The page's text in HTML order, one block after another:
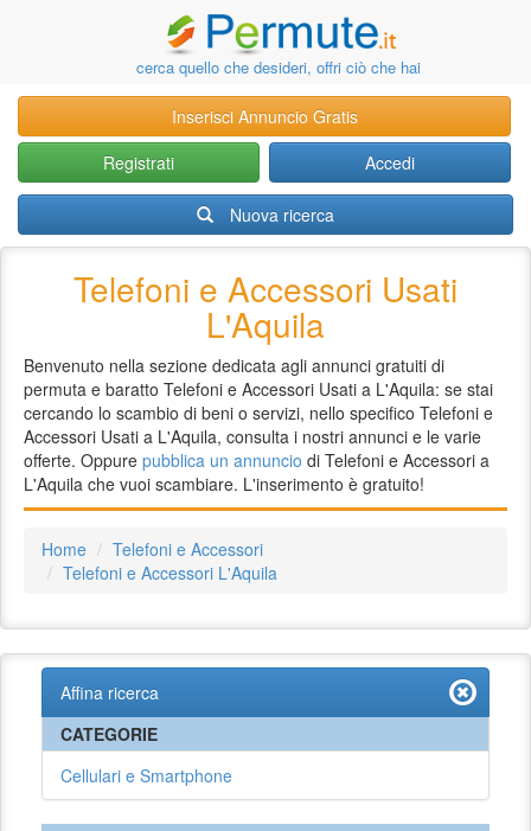
cerca quello che desideri, offri ciò che hai
Inserisci Annuncio Gratis
Registrati
Accedi
Nuova ricerca
Telefoni e Accessori Usati
L'Aquila
Benvenuto nella sezione dedicata agli annunci gratuiti di
permuta e baratto Telefoni e Accessori Usati a L'Aquila: se stai
cercando lo scambio di beni o servizi, nello specifico Telefoni e
Accessori Usati a L'Aquila, consulta i nostri annunci e le varie
offerte. Oppure pubblica un annuncio di Telefoni e Accessori a
L'Aquila che vuoi scambiare. L'inserimento è gratuito!
Home
Telefoni e Accessori
Telefoni e Accessori L'Aquila
Affina ricerca
CATEGORIE
Cellulari e Smartphone